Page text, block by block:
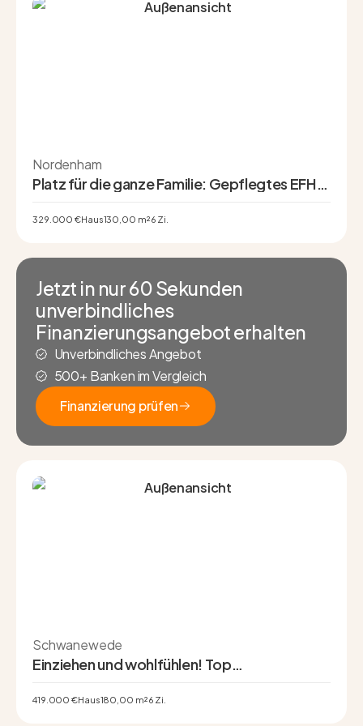
Nordenham
Platz für die ganze Familie: Gepflegtes EFH
Nordenham
329.000 €Haus130,00 m²6 Zi.
Jetzt in nur 60 Sekunden
unverbindliches
Finanzierungsangebot erhalten
Unverbindliches Angebot
500+ Banken im Vergleich
Finanzierung prüfen
Schwanewede
Einziehen und wohlfühlen! Top
& zwei Garagen
419.000 €Haus180,00 m²6 Zi.